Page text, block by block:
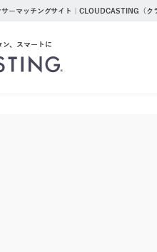
ーマッチングサイト｜CLOUDCASTING（ク
、スマートに